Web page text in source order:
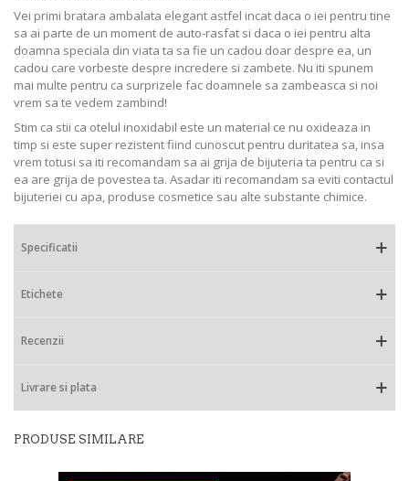
Vei primi bratara ambalata elegant astfel incat daca o iei pentru tine
sa ai parte de un moment de auto-rasfat si daca o iei pentru alta
doamna speciala din viata ta sa fie un cadou doar despre ea, un
cadou care vorbeste despre incredere si zambete. Nu iti spunem
mai multe pentru ca surprizele fac doamnele sa zambeasca si noi
vrem sa te vedem zambind!
Stim ca stii ca otelul inoxidabil este un material ce nu oxideaza in
timp si este super rezistent fiind cunoscut pentru duritatea sa, insa
vrem totusi sa iti recomandam sa ai grija de bijuteria ta pentru ca si
ea are grija de povestea ta. Asadar iti recomandam sa eviti contactul
bijuteriei cu apa, produse cosmetice sau alte substante chimice.
Specificatii
Etichete
Recenzii
Livrare si plata
PRODUSE SIMILARE